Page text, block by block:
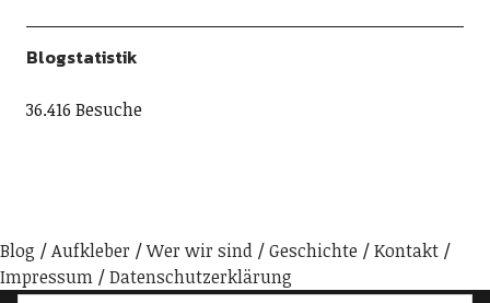
Blogstatistik
36.416 Besuche
Blog Aufkleber Wer wir sind Geschichte
Kontakt
Impressum
Datenschutzerklärung